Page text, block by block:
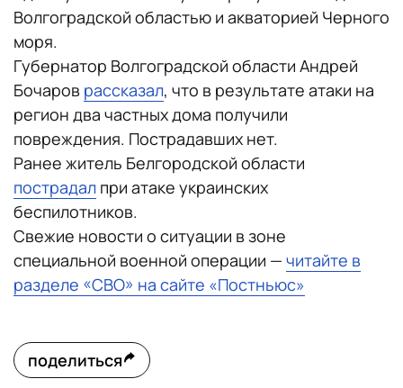
Волгоградской областью и акваторией Черного
моря.
Губернатор Волгоградской области Андрей
Бочаров рассказал, что в результате атаки на
регион два частных дома получили
повреждения. Пострадавших нет.
Ранее житель Белгородской области
пострадал при атаке украинских
беспилотников.
Свежие новости о ситуации в зоне
специальной военной операции — читайте в
разделе «СВО» на сайте «Постньюс»
поделиться